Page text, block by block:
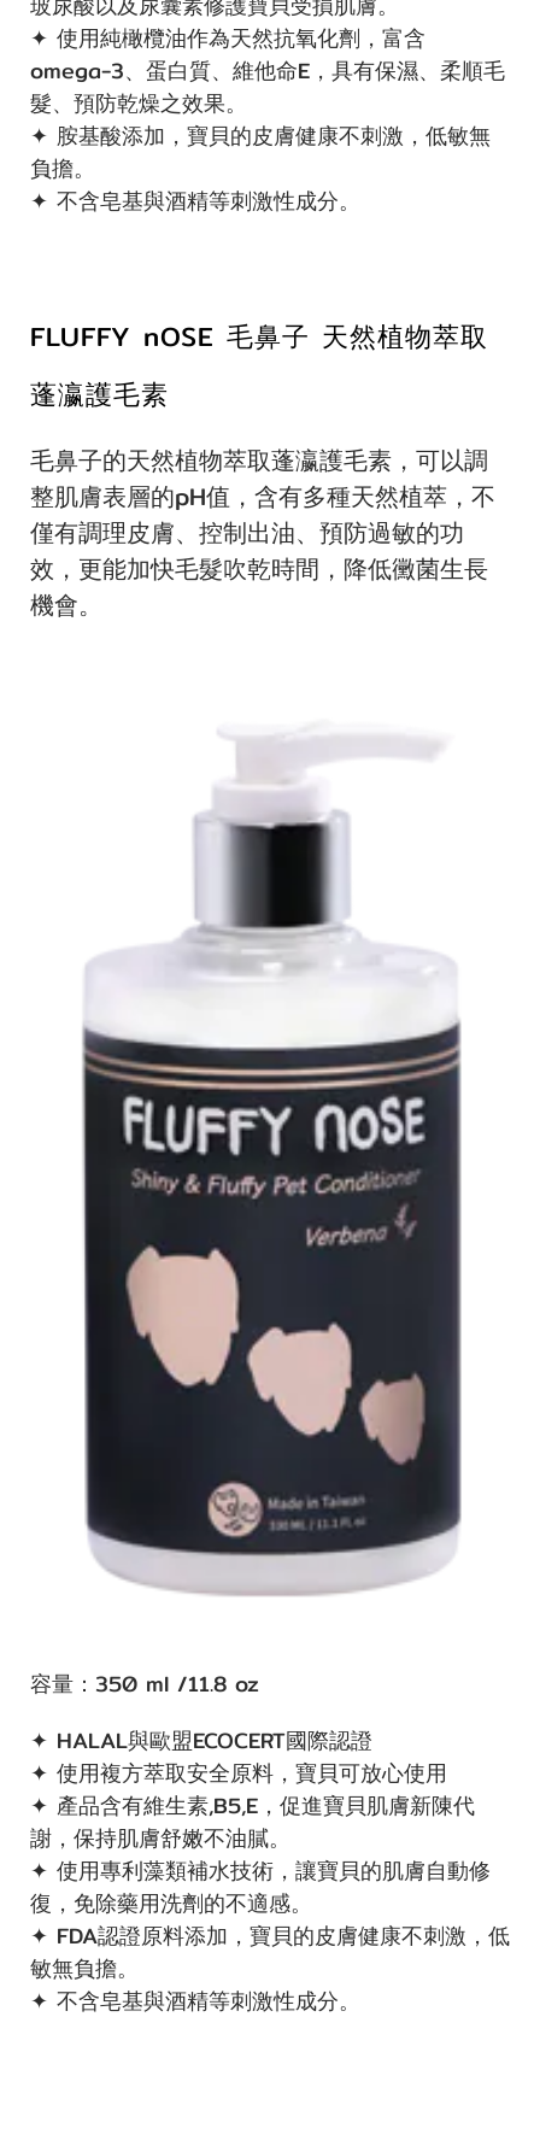
✦ 使用純橄欖油作為天然抗氧化劑，富含
omega-3、蛋白質、維他命E，具有保濕、柔順毛
髮、預防乾燥之效果。
✦ 胺基酸添加，寶貝的皮膚健康不刺激，低敏無
負擔。
✦ 不含皂基與酒精等刺激性成分。
FLUFFY nOSE 毛鼻子 天然植物萃取
蓬瀛護毛素
毛鼻子的天然植物萃取蓬瀛護毛素，可以調
整肌膚表層的pH值，含有多種天然植萃，不
僅有調理皮膚、控制出油、預防過敏的功
效，更能加快毛髮吹乾時間，降低黴菌生長
機會。
容量：350 ml /11.8 oz
✦ HALAL與歐盟ECOCERT國際認證
✦ 使用複方萃取安全原料，寶貝可放心使用
✦ 產品含有維生素,B5,E，促進寶貝肌膚新陳代
謝，保持肌膚舒嫩不油膩。
✦ 使用專利藻類補水技術，讓寶貝的肌膚自動修
復，免除藥用洗劑的不適感。
✦ FDA認證原料添加，寶貝的皮膚健康不刺激，低
敏無負擔。
✦ 不含皂基與酒精等刺激性成分。